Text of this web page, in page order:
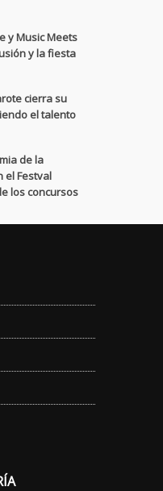
y Music Meets
y la fiesta
cierra su
el talento
de la
el Festval
los concursos